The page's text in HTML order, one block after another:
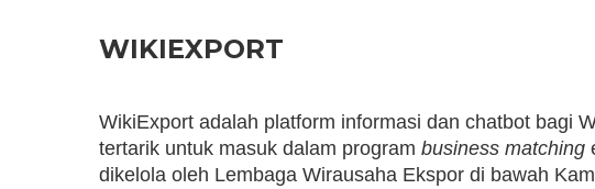
WIKIEXPORT
WikiExport adalah platform informasi dan chatbot bagi
tertarik untuk masuk dalam program business matching
dikelola oleh Lembaga Wirausaha Ekspor di bawah